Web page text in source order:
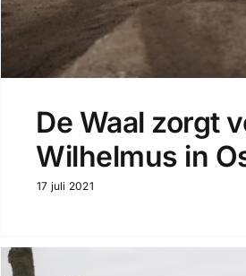
De Waal zorgt
Wilhelmus in
17 juli 2021